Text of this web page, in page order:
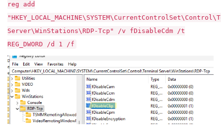
reg add
Server\WinStations\RDP-Tcp" /v fDisableCdm /t
REG_DWORD /d 1 /f